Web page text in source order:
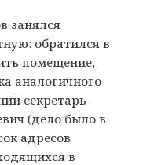
занялся
обратился в
помещение,
аналогичного
секретарь
(дело было в
адресов
в